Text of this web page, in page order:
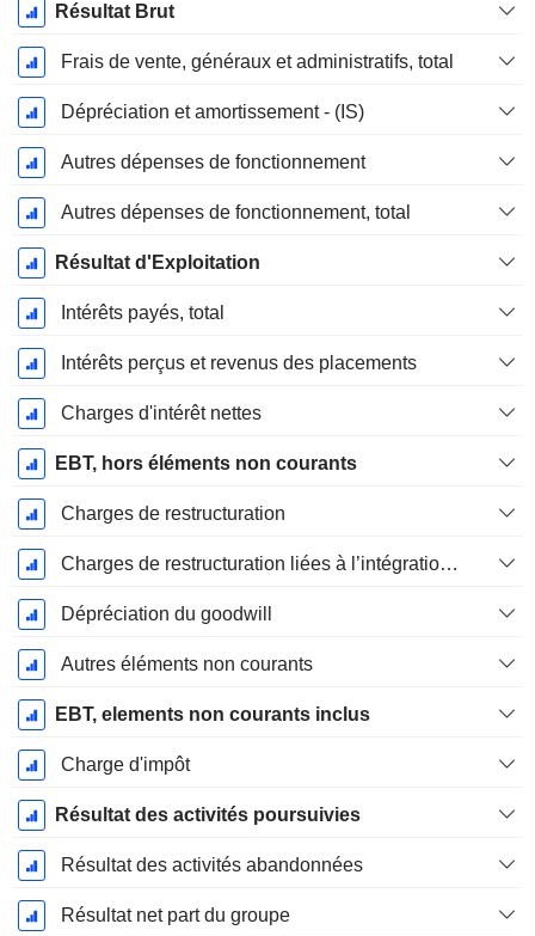
Résultat Brut
Frais de vente, généraux et administratifs, total
Dépréciation et amortissement - (IS)
Autres dépenses de fonctionnement
Autres dépenses de fonctionnement, total
Résultat d'Exploitation
Intérêts payés, total
Intérêts perçus et revenus des placements
Charges d'intérêt nettes
EBT, hors éléments non courants
Charges de restructuration
Charges de restructuration liées à l’intégration d’une nouvelle activité (Fusions, Acquisitions)
Dépréciation du goodwill
Autres éléments non courants
EBT, elements non courants inclus
Charge d'impôt
Résultat des activités poursuivies
Résultat des activités abandonnées
Résultat net part du groupe